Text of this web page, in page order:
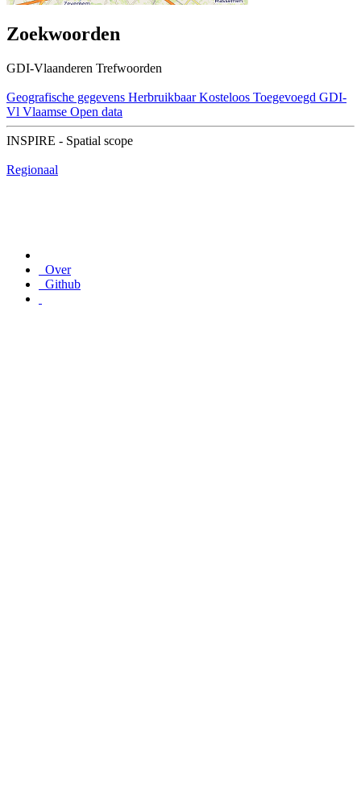
Zoekwoorden
GDI-Vlaanderen Trefwoorden
Geografische gegevens Herbruikbaar Kosteloos Toegevoegd GDI-
Vl Vlaamse Open data
INSPIRE - Spatial scope
Regionaal
Over
Github